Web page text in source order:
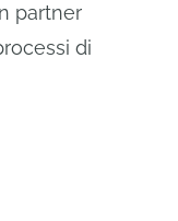
partner
di